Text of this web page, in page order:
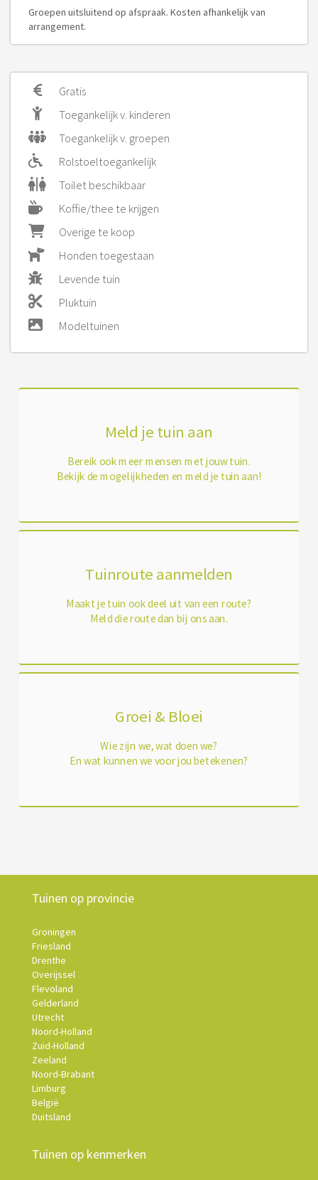
Groepen uitsluitend op afspraak. Kosten afhankelijk van
arrangement.
Gratis
Toegankelijk v. kinderen
Toegankelijk v. groepen
Rolstoeltoegankelijk
Toilet beschikbaar
Koffie/thee te krijgen
Overige te koop
Honden toegestaan
Levende tuin
Pluktuin
Modeltuinen
Meld je tuin aan
Bereik ook meer mensen met jouw tuin.
Bekijk de mogelijkheden en meld je tuin aan!
Tuinroute aanmelden
Maakt je tuin ook deel uit van een route?
Meld die route dan bij ons aan.
Groei & Bloei
Wie zijn we, wat doen we?
En wat kunnen we voor jou betekenen?
Tuinen op provincie
Groningen
Friesland
Drenthe
Overijssel
Flevoland
Gelderland
Utrecht
Noord-Holland
Zuid-Holland
Zeeland
Noord-Brabant
Limburg
België
Duitsland
Tuinen op kenmerken